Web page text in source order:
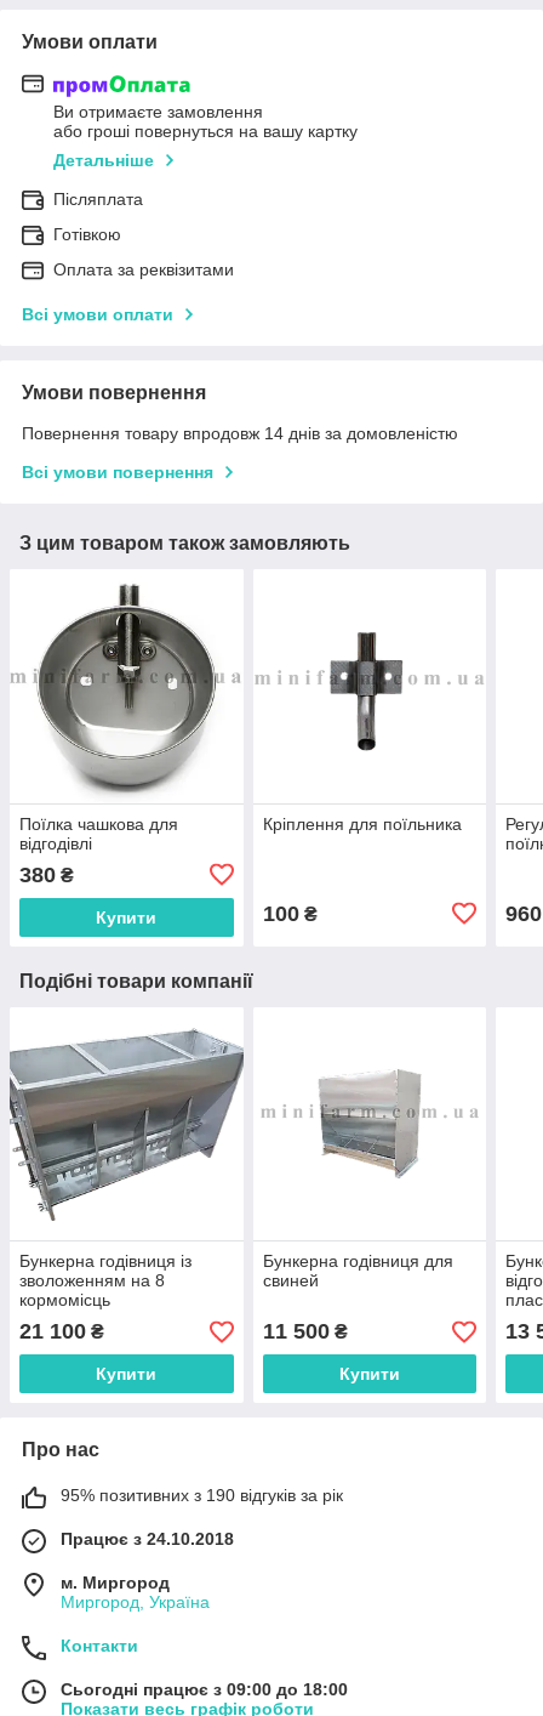
Умови оплати
Ви отримаєте замовлення
або гроші повернуться на вашу картку
Детальніше
Післяплата
Готівкою
Оплата за реквізитами
Всі умови оплати
Умови повернення
Повернення товару впродовж 14 днів за домовленістю
Всі умови повернення
З цим товаром також замовляють
Поїлка чашкова для
відгодівлі
380 ₴
Купити
Кріплення для поїльника
100₴ 960
Подібні товари компанії
Бункерна годівниця із
зволоженням на 8
кормомісць
21 100 ₴
Купити
Бункерна годівниця для
свиней
11 500₴
Купити
13
Про нас
95% позитивних з 190 відгуків за рік
Працює з 24.10.2018
м. Миргород
Миргород, Україна
Контакти
Сьогодні працює з 09:00 до 18:00
Показати весь графік роботи